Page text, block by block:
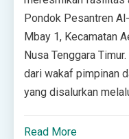
Pondok Pesantren
Mbay 1, Kecamatan
Nusa Tenggara
dari wakaf pimpinan
yang disalurkan
Read More